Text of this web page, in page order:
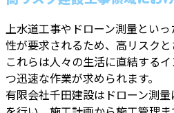
上水道工事やドローン測量とい
性が要求されるため、高リスクと
これらは人々の生活に直結する
つ迅速な作業が求められます。
有限会社千田建設はドローン測